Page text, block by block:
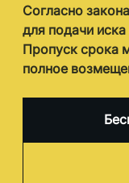
Согласно
для подачи
Пропуск срока
полное